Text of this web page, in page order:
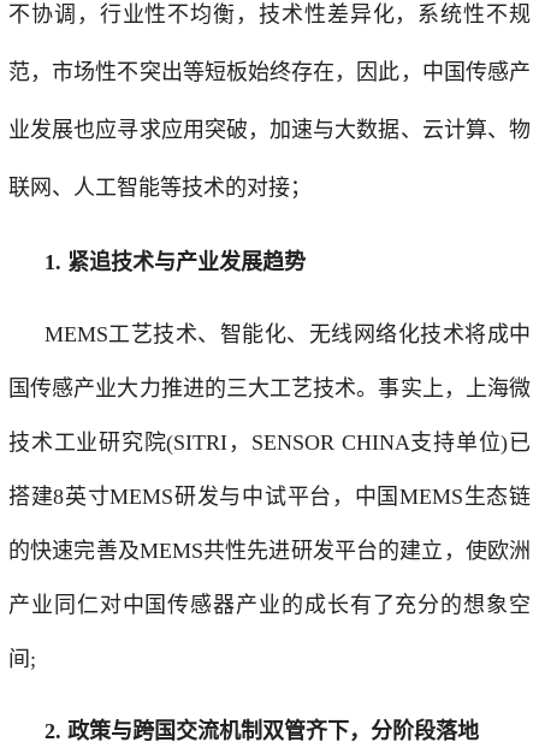
不协调，行业性不均衡，技术性差异化，系统性不规
范，市场性不突出等短板始终存在，因此，中国传感产
业发展也应寻求应用突破，加速与大数据、云计算、物
联网、人工智能等技术的对接；
1. 紧追技术与产业发展趋势
MEMS工艺技术、智能化、无线网络化技术将成中
国传感产业大力推进的三大工艺技术。事实上，上海微
技术工业研究院(SITRI，SENSOR CHINA支持单位)已
搭建8英寸MEMS研发与中试平台，中国MEMS生态链
的快速完善及MEMS共性先进研发平台的建立，使欧洲
产业同仁对中国传感器产业的成长有了充分的想象空
间;
2. 政策与跨国交流机制双管齐下，分阶段落地